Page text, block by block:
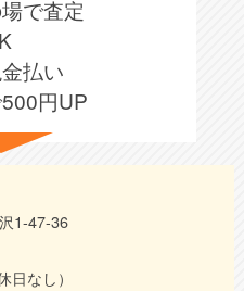
で査定
払い
円UP
1-47-36
なし）